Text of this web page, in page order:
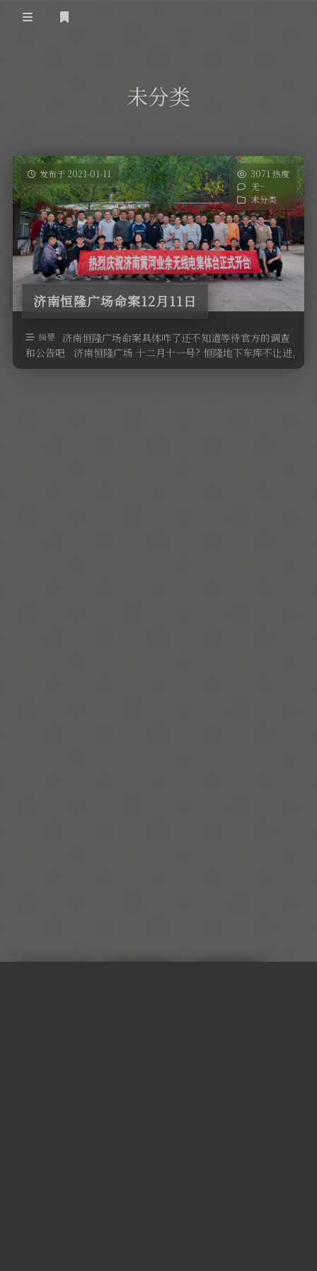
关于黄河
黄河使命
黄河新闻
政策法规
活动竞赛
行业新闻
无线电资料
BA4II
图文教程
视频资料
HAM技巧
软件
器材专区
车载类别
摩托车
编号申请
黄河直播
编号查询
未分类
发布于 2021-01-11
3071 热度
无~
未分类
济南恒隆广场命案12月11日
摘要 济南恒隆广场命案具体咋了还不知道等待官方的调查
和公告吧 济南恒隆广场 十二月十一号? 恒隆地下车库不让进,
济南恒隆广场封了,济 …